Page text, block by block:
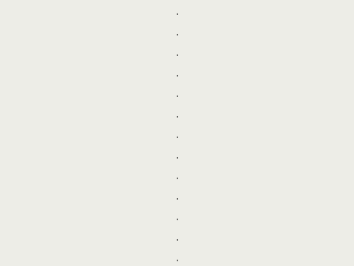
.
.
.
.
.
.
.
.
.
.
.
.
.